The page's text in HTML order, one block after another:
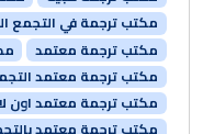
مكتب ترجمة في التجمع
مكتب ترجمة معتمد
مكتب ترجمة معتمد
مكتب ترجمة معتمد اون